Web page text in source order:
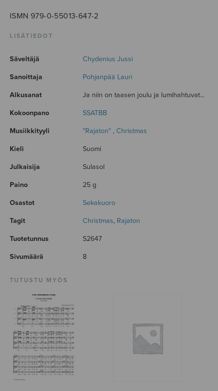
ISMN 979-0-55013-647-2
LISÄTIEDOT
Säveltäjä Chydenius Jussi
Sanoittaja Pohjanpää Lauri
Alkusanat Ja niin on taasen joulu ja lumihahtuvat...
Kokoonpano SSATBB
Musiikkityyli "Rajaton" , Christmas
Kieli Suomi
Julkaisija Sulasol
Paino 25 g
Osastot Sekakuoro
Tagit Christmas, Rajaton
Tuotetunnus S2647
Sivumäärä 8
TUTUSTU MYÖS